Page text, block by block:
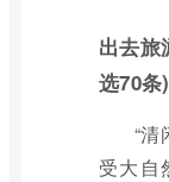
出去旅
选70条)
“
受大自